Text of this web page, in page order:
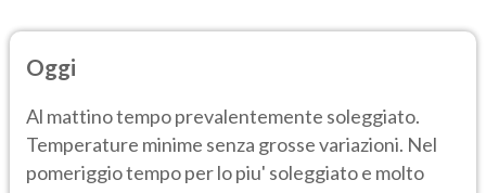
Oggi
Al mattino tempo prevalentemente soleggiato.
Temperature minime senza grosse variazioni. Nel
pomeriggio tempo per lo piu' soleggiato e molto